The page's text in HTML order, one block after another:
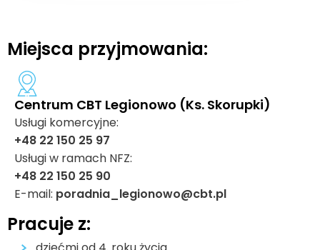
Miejsca przyjmowania:
Centrum CBT Legionowo (Ks. Skorupki)
Usługi komercyjne:
+48 22 150 25 97
Usługi w ramach NFZ:
+48 22 150 25 90
E-mail: poradnia_legionowo@cbt.pl
Pracuje z: